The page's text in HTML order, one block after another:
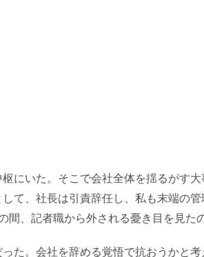
にいた。そこで会社全体を揺るがす
て、社長は引責辞任し、私も末端の
、記者職から外される憂き目を見た
た。会社を辞める覚悟で抗おうかと